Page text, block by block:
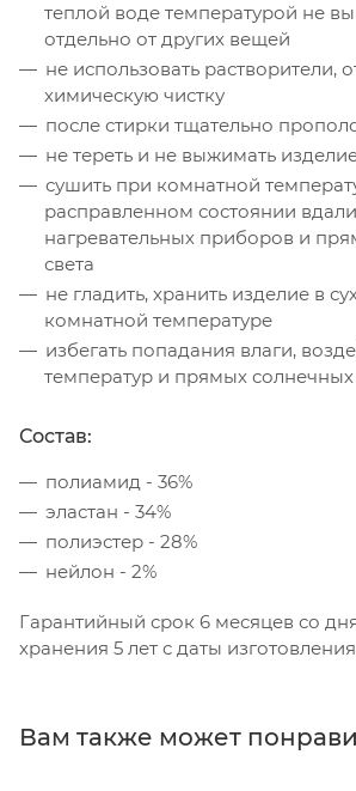
теплой воде температурой не
отдельно от других вещей
не использовать растворители,
химическую чистку
после стирки тщательно
не тереть и не выжимать
сушить при комнатной
расправленном состоянии
нагревательных приборов и
света
не гладить, хранить изделие в
комнатной температуре
избегать попадания влаги,
температур и прямых солнечных
Состав:
полиамид - 36%
эластан - 34%
полиэстер - 28%
нейлон - 2%
Гарантийный срок 6 месяцев со
хранения 5 лет с даты
Вам также может